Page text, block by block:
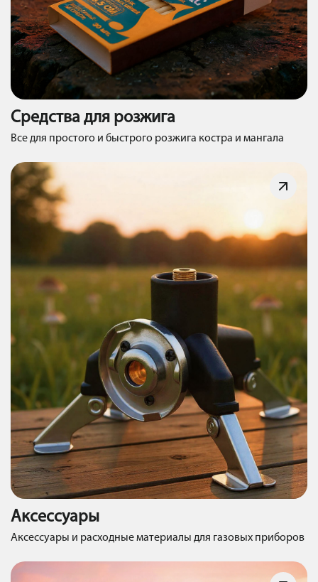
Средства для розжига
Все для простого и быстрого розжига костра и мангала
Аксессуары
Аксессуары и расходные материалы для газовых приборов